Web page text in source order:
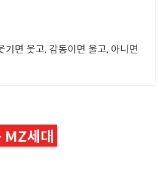
면 웃고, 감동이면 울고, 아니면
MZ세대